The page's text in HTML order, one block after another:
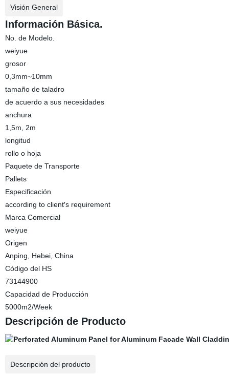
Visión General
Información Básica.
No. de Modelo.
weiyue
grosor
0,3mm~10mm
tamaño de taladro
de acuerdo a sus necesidades
anchura
1,5m, 2m
longitud
rollo o hoja
Paquete de Transporte
Pallets
Especificación
according to client′s requirement
Marca Comercial
weiyue
Origen
Anping, Hebei, China
Código del HS
73144900
Capacidad de Producción
5000m2/Week
Descripción de Producto
Descripción del producto